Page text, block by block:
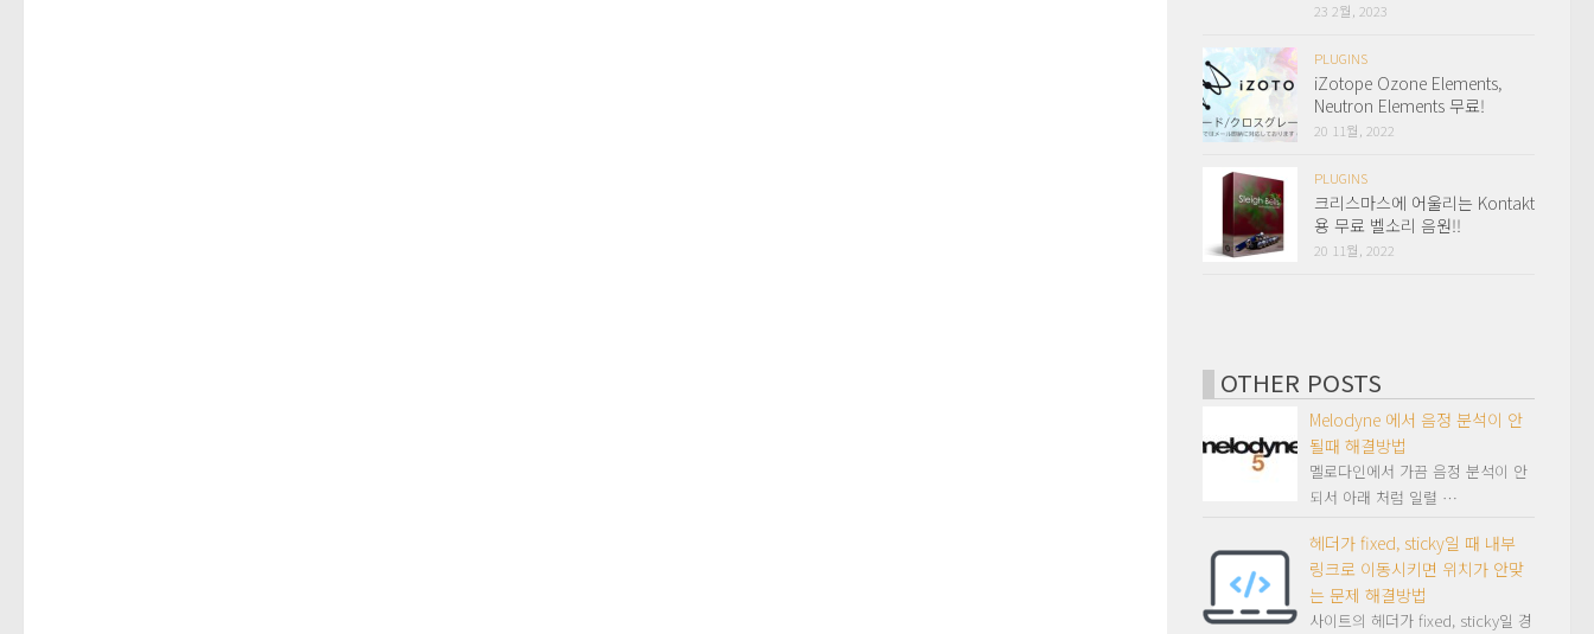
23 2월, 2023
PLUGINS
iZotope Ozone Elements,
Neutron Elements 무료!
20 11월, 2022
PLUGINS
크리스마스에 어울리는 Kontakt
용 무료 벨소리 음원!!
20 11월, 2022
OTHER POSTS
Melodyne 에서 음정 분석이 안
될때 해결방법
멜로다인에서 가끔 음정 분석이 안
되서 아래 처럼 일렬 …
헤더가 fixed, sticky일 때 내부
링크로 이동시키면 위치가 안맞
는 문제 해결방법
사이트의 헤더가 fixed, sticky일 경